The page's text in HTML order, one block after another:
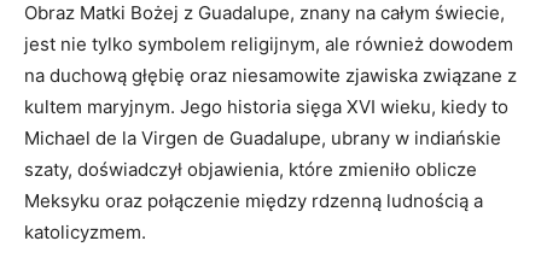
Obraz Matki Bożej z Guadalupe, znany na całym świecie,
jest‍ nie‍ tylko‌ symbolem religijnym, ale również dowodem
‌na duchową głębię oraz niesamowite zjawiska związane z
kultem maryjnym. Jego historia sięga‌ XVI wieku, kiedy to
Michael de la Virgen ‍de Guadalupe, ⁣ubrany w indiańskie
szaty, doświadczył ‌objawienia, które zmieniło oblicze
Meksyku oraz połączenie między rdzenną ludnością a
katolicyzmem.